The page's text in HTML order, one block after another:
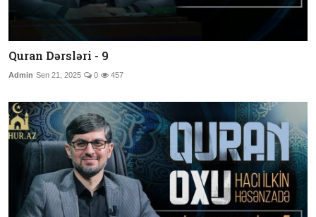
Quran Dərsləri - 9
Admin Sen 21, 2025 0 457